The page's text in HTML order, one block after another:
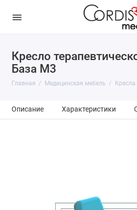
Кресло
База М3
Главная Медицинская мебель
Описание Характеристики